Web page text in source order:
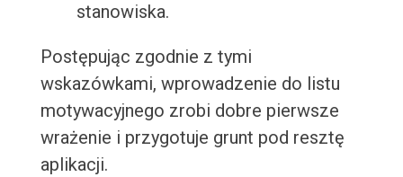
stanowiska.
Postępując zgodnie z tymi
wskazówkami, wprowadzenie do listu
motywacyjnego zrobi dobre pierwsze
wrażenie i przygotuje grunt pod resztę
aplikacji.